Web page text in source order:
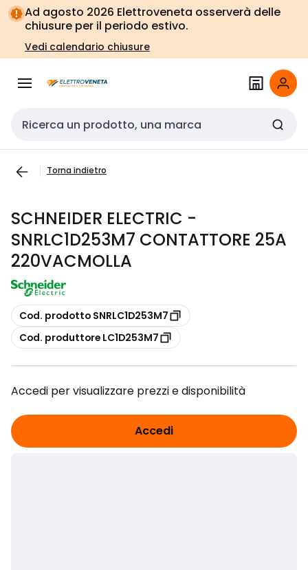
Vai alla
navigazione
Vai
alla
pagina
Ad agosto 2026 Elettroveneta osserverà delle
chiusure per il periodo estivo.
Vedi calendario chiusure
Cerca input
Torna indietro
SCHNEIDER ELECTRIC -
SNRLC1D253M7 CONTATTORE 25A
220VACMOLLA
copia
Cod. prodotto SNRLC1D253M7
copia
Cod. produttore LC1D253M7
Accedi per visualizzare prezzi e disponibilità
Accedi